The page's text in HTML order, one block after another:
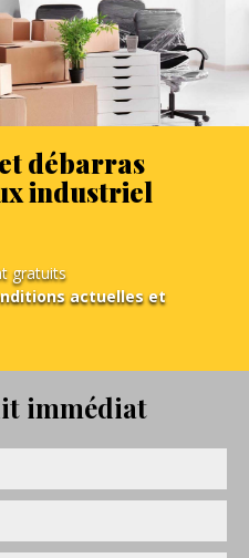
débarras
industriel
gratuits
actuelles et
immédiat